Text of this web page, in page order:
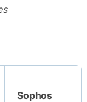
Sophos